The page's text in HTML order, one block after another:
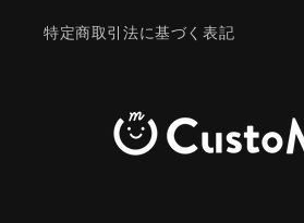
特定商取引法に基づく表記